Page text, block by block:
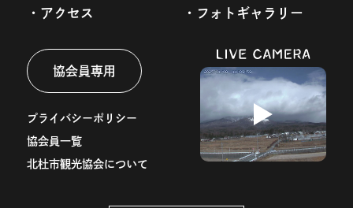
アクセス
フォトギャラリー
協会員専用
プライバシーポリシー
協会員一覧
北杜市観光協会について